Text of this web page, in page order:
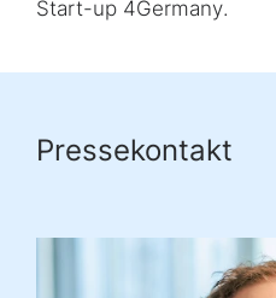
Start-up 4Germany.
Pressekontakt